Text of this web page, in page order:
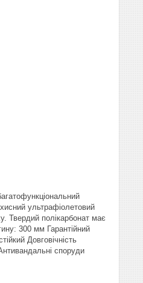
ультрафіолетовий
Твердий полікарбонат має
300 мм Гарантійний
Довговічність
споруди